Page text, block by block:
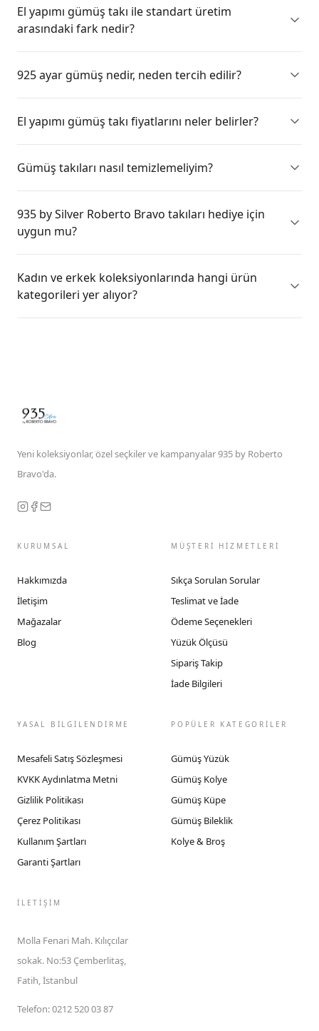
El yapımı gümüş takı ile standart üretim
arasındaki fark nedir?
925 ayar gümüş nedir, neden tercih edilir?
El yapımı gümüş takı fiyatlarını neler belirler?
Gümüş takıları nasıl temizlemeliyim?
935 by Silver Roberto Bravo takıları hediye için
uygun mu?
Kadın ve erkek koleksiyonlarında hangi ürün
kategorileri yer alıyor?
Yeni koleksiyonlar, özel seçkiler ve kampanyalar 935 by Roberto
Bravo'da.
KURUMSAL
Hakkımızda
İletişim
Mağazalar
Blog
MÜŞTERİ HİZMETLERİ
Sıkça Sorulan Sorular
Teslimat ve İade
Ödeme Seçenekleri
Yüzük Ölçüsü
Sipariş Takip
İade Bilgileri
YASAL BİLGİLENDİRME
Mesafeli Satış Sözleşmesi
KVKK Aydınlatma Metni
Gizlilik Politikası
Çerez Politikası
Kullanım Şartları
Garanti Şartları
POPÜLER KATEGORİLER
Gümüş Yüzük
Gümüş Kolye
Gümüş Küpe
Gümüş Bileklik
Kolye & Broş
İLETIŞIM
Molla Fenari Mah. Kılıçcılar
sokak. No:53 Çemberlitaş,
Fatih, İstanbul
Telefon:0212 520 03 87